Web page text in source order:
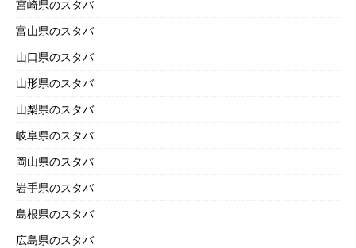
宮崎県のスタバ
富山県のスタバ
山口県のスタバ
山形県のスタバ
山梨県のスタバ
岐阜県のスタバ
岡山県のスタバ
岩手県のスタバ
島根県のスタバ
広島県のスタバ